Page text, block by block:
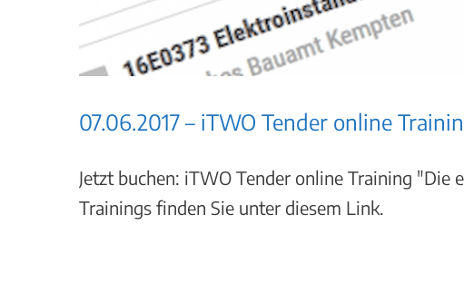
07.06.2017 – iTWO Tender online
Jetzt buchen: iTWO Tender online Training
Trainings finden Sie unter diesem Link.